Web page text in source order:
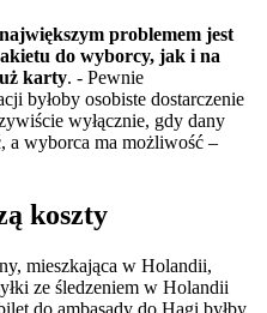
największym problemem jest
do wyborcy, jak i na
karty. - Pewnie
byłoby osobiste dostarczenie
wyłącznie, gdy dany
a wyborca ma możliwość –
koszty
mieszkająca w Holandii,
ze śledzeniem w Holandii
do ambasady do Hagi byłby